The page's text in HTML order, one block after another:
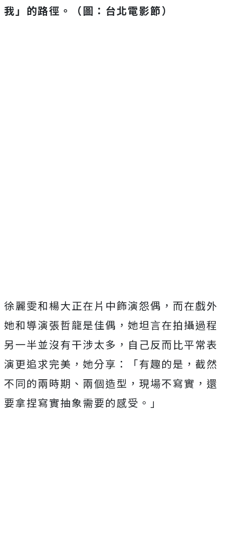
我」的路徑。（圖：台北電影節）
徐麗雯和楊大正在片中飾演怨偶，而在戲外
她和導演張哲龍是佳偶， 她坦言在拍攝過程
另一半並沒有干涉太多， 自己反而比平常表
演更追求完美，她分享：「有趣的是， 截然
不同的兩時期、兩個造型，現場不寫實， 還
要拿捏寫實抽象需要的感受。」